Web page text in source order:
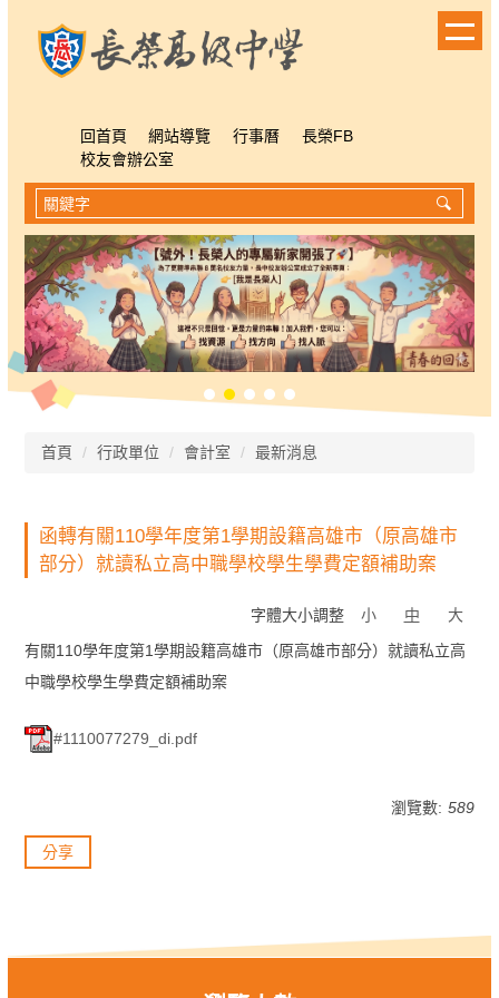
回首頁 網站導覽 行事曆
長榮FB
校友會辦公室
首頁 行政單位 會計室 最新消息
函轉有關110學年度第1學期設籍高雄市（原高雄市
部分）就讀私立高中職學校學生學費定額補助案
字體大小調整 小 中
大
有關110學年度第1學期設籍高雄市（原高雄市部分）就讀私立高
中職學校學生學費定額補助案
#1110077279_di.pdf
瀏覽數: 589
分享